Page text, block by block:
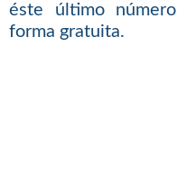
éste último
forma gratuita.